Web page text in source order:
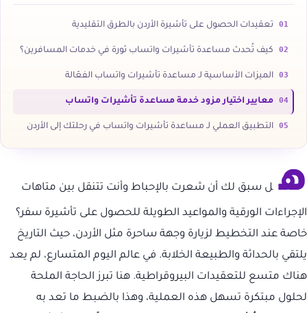
01 تعقيدات الحصول على تأشيرة الأردن بالطرق التقليدية
02 كيف تُحدث مساعدة تأشيرات واتساب ثورة في خدمات المسافرين؟
03 الميزات الأساسية لـ مساعدة تأشيرات واتساب الفعّالة
04 معايير اختيار مزود خدمة مساعدة تأشيرات واتساب
05 التطبيق العملي لـ مساعدة تأشيرات واتساب في رحلتك إلى الأردن
ه ل سبق لك أن شعرت بالإحباط وأنت تتنقل بين متاهات
الإجراءات الورقية والمواعيد الطويلة للحصول على تأشيرة سفر؟
خاصة عند التخطيط لزيارة وجهة ساحرة مثل الأردن، حيث التاريخ
يلتقي بالحداثة والطبيعة الخلابة. في عالم اليوم المتسارع، لم يعد
هناك متسع للتعقيدات البيروقراطية. هنا تبرز الحاجة الملحة
لحلول مبتكرة تسهل هذه العملية، وهذا بالضبط ما تعد به